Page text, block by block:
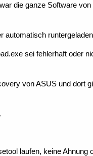
die ganze Software
automatisch
sei fehlerhaft oder
von ASUS und dort
laufen, keine Ahnung